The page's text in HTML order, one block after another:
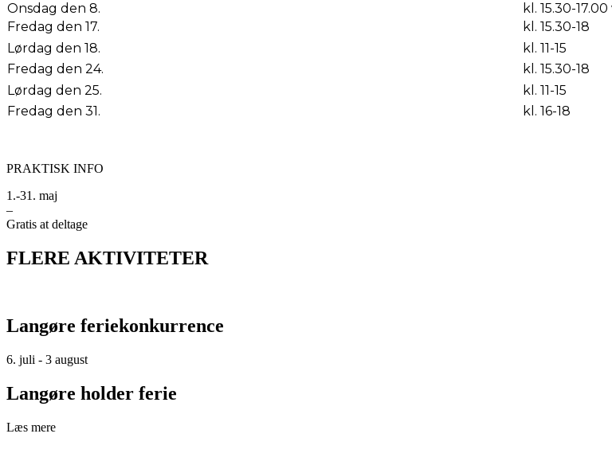
Onsdag den 8.
kl. 15.30-
Fredag den 17.
kl. 15.30-18
Lørdag den 18.
kl. 11-15
Fredag den 24.
kl. 15.30-18
Lørdag den 25.
kl. 11-15
Fredag den 31.
kl. 16-18
PRAKTISK INFO
1.-31. maj
–
Gratis at deltage
FLERE AKTIVITETER
Langøre feriekonkurrence
6. juli - 3 august
Langøre holder ferie
Læs mere